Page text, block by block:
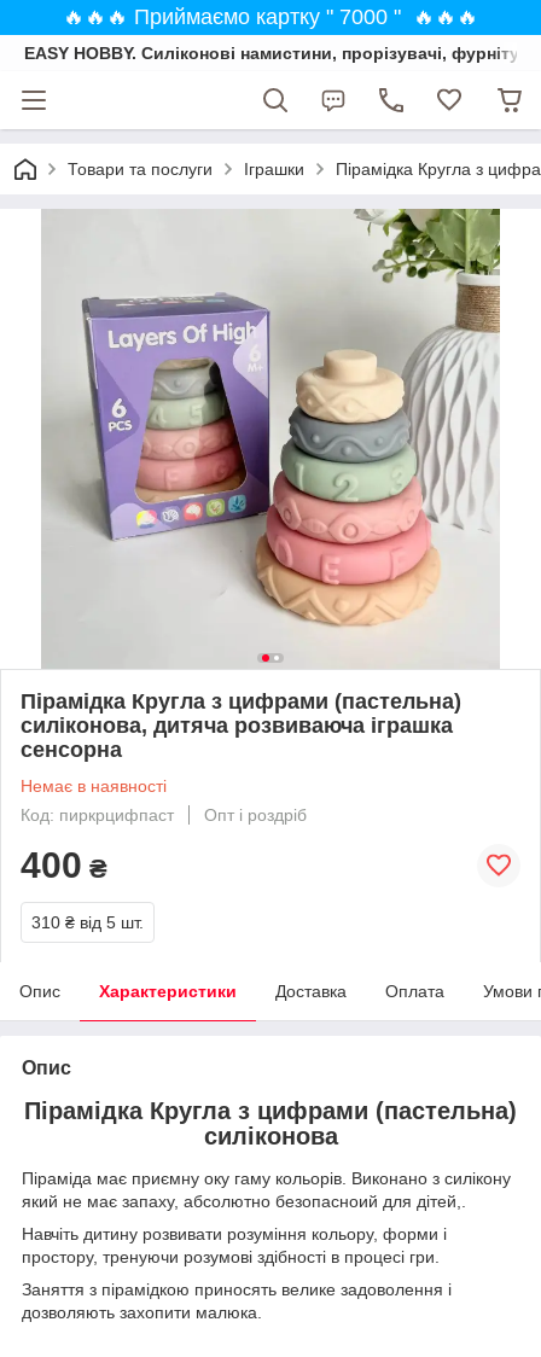
🔥🔥🔥 Приймаємо картку " 7000 " 🔥🔥🔥
EASY HOBBY. Силіконові намистини, прорізувачі,
Товари та послуги Іграшки Пірамідка Кругла з
Пірамідка Кругла з цифрами (пастельна)
силіконова, дитяча розвиваюча іграшка
сенсорна
Немає в наявності
Код: пиркрцифпаст
Опт і роздріб
400 ₴
310 ₴ від 5 шт.
Опис Характеристики Доставка Оплата Умови
Опис
Пірамідка Кругла з цифрами (пастельна)
силіконова
Піраміда має приємну оку гаму кольорів. Виконано з силікону
який не має запаху, абсолютно безопасноий для дітей,.
Навчіть дитину розвивати розуміння кольору, форми і
простору, тренуючи розумові здібності в процесі гри.
Заняття з пірамідкою приносять велике задоволення і
дозволяють захопити малюка.